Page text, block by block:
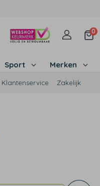
0
Sport Merken
Klantenservice Zakelijk